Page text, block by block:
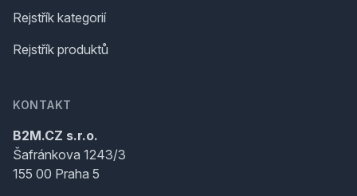
Rejstřík kategorií
Rejstřík produktů
KONTAKT
B2M.CZ s.r.o.
Šafránkova 1243/3
155 00 Praha 5